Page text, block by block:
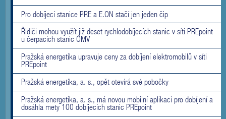
Pro dobíjecí stanice PRE a E.ON stačí jen jeden čip
Řidiči mohou využít již deset rychlodobíjecích stanic v síti PREpoint
u čerpacích stanic OMV
Pražská energetika upravuje ceny za dobíjení elektromobilů v síti
PREpoint
Pražská energetika, a. s., opět otevírá své pobočky
Pražská energetika, a. s., má novou mobilní aplikaci pro dobíjení a
dosáhla mety 100 dobíjecích stanic PREpoint